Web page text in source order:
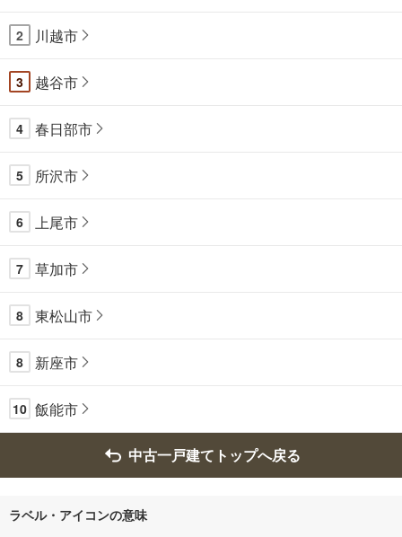
2 川越市
3 越谷市
4 春日部市
5 所沢市
6 上尾市
7 草加市
8 東松山市
8 新座市
10 飯能市
中古一戸建てトップへ戻る
ラベル・アイコンの意味